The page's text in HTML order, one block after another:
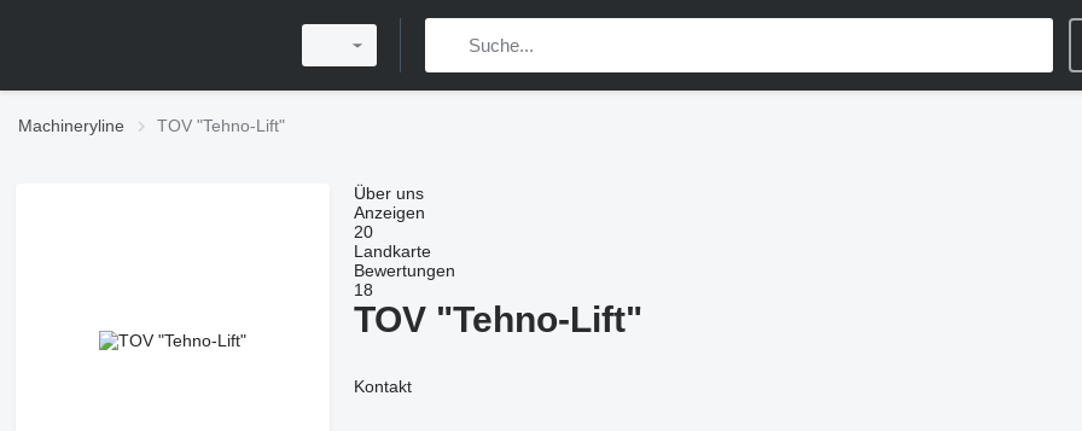
Machineryline TOV "Tehno-Lift"
Über uns
Anzeigen
20
Landkarte
Bewertungen
18
TOV "Tehno-Lift"
Kontakt